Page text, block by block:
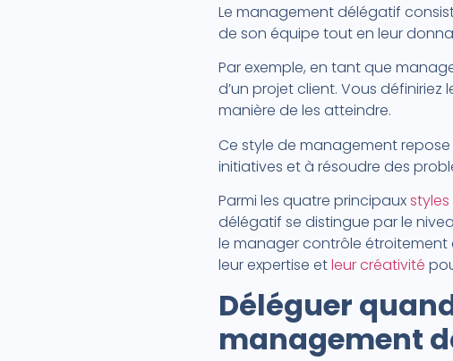
Le management délégatif
de son équipe tout en leur
Par exemple, en tant que
d’un projet client. Vous
manière de les atteindre.
Ce style de management
initiatives et à résoudre des
Parmi les quatre principaux
délégatif se distingue par le
le manager contrôle étroitement
leur expertise etleur créativité
Déléguer
management